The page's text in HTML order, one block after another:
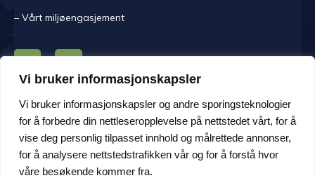
Vi bruker informasjonskapsler
Vi bruker informasjonskapsler og andre sporingsteknologier
for å forbedre din nettleseropplevelse på nettstedet vårt, for å
vise deg personlig tilpasset innhold og målrettede annonser,
for å analysere nettstedstrafikken vår og for å forstå hvor
våre besøkende kommer fra.
– Vårt miljøengasjement
KONTAKT OSS
Mandag -fredag kl. 08.00-16.00.
Adresse Håem Næringsområde 108, 6260 Skodje
Personvern